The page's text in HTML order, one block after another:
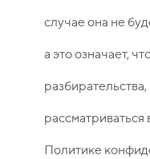
случае она не
а это означает,
Политике